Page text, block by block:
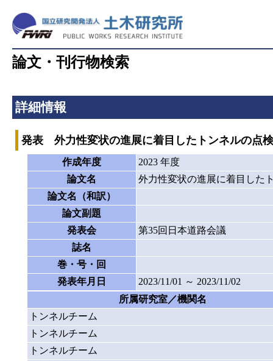
論文・刊行物検索
詳細情報
発表 外力性変状の進展に着目したトンネルの点
作成年度
2023 年度
論文名
外力性変状の進展に着目した
論文名（和訳）
論文副題
発表会
第35回日本道路会議
誌名
巻・号・回
発表年月日
2023/11/01 ～ 2023/11/02
所属研究室／機関名
トンネルチーム
トンネルチーム
トンネルチーム